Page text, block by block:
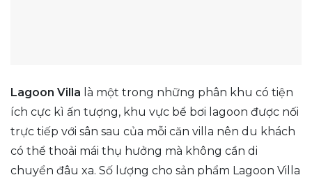
Lagoon Villa là một trong những phân khu có tiện
ích cực kì ấn tượng, khu vực bể bơi lagoon được nối
trực tiếp với sân sau của mỗi căn villa nên du khách
có thể thoải mái thụ hưởng mà không cần di
chuyển đâu xa. Số lượng cho sản phẩm Lagoon Villa